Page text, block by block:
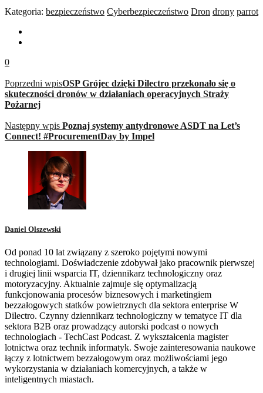
Kategoria: bezpieczeństwo Cyberbezpieczeństwo Dron drony parrot
0
Poprzedni wpisOSP Grójec dzięki Dilectro przekonało się o
skuteczności dronów w działaniach operacyjnych Straży
Pożarnej
Następny wpis Poznaj systemy antydronowe ASDT na Let’s
Connect! #ProcurementDay by Impel
Daniel Olszewski
Od ponad 10 lat związany z szeroko pojętymi nowymi
technologiami. Doświadczenie zdobywał jako pracownik pierwszej
i drugiej linii wsparcia IT, dziennikarz technologiczny oraz
motoryzacyjny. Aktualnie zajmuje się optymalizacją
funkcjonowania procesów biznesowych i marketingiem
bezzałogowych statków powietrznych dla sektora enterprise W
Dilectro. Czynny dziennikarz technologiczny w tematyce IT dla
sektora B2B oraz prowadzący autorski podcast o nowych
technologiach - TechCast Podcast. Z wykształcenia magister
lotnictwa oraz technik informatyk. Swoje zainteresowania naukowe
łączy z lotnictwem bezzałogowym oraz możliwościami jego
wykorzystania w działaniach komercyjnych, a także w
inteligentnych miastach.